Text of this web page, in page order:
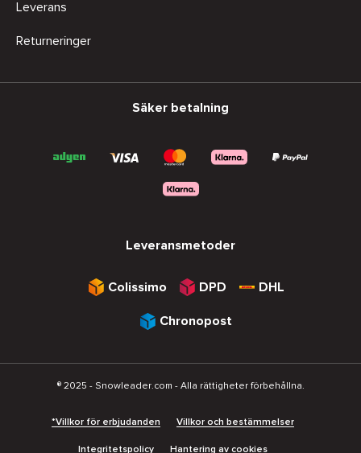
Leverans
Returneringer
Säker betalning
Leveransmetoder
Colissimo DPD DHL
Chronopost
® 2025 - Snowleader.com - Alla rättigheter förbehållna.
*Villkor för erbjudanden Villkor och bestämmelser
Integritetspolicy Hantering av cookies